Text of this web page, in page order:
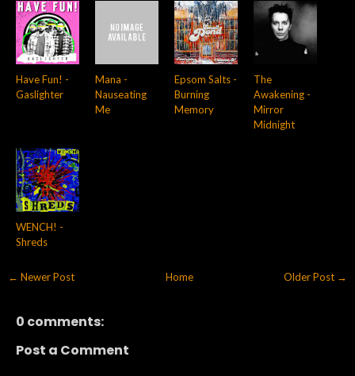
Have Fun! -
Gaslighter
Mana -
Nauseating
Me
Epsom Salts -
Burning
Memory
The
Awakening -
Mirror
Midnight
WENCH! -
Shreds
← Newer Post Older Post →
Home
0 comments:
Post a Comment